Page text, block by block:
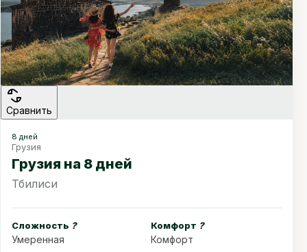
Сравнить
8 дней
Грузия
Грузия на 8 дней
Тбилиси
Сложность ?
Умеренная
Комфорт ?
Комфорт